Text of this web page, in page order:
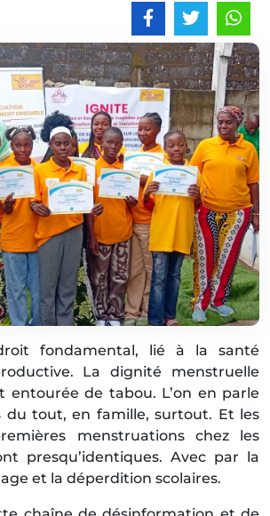
fondamental, lié à la santé
La dignité menstruelle
entourée de tabou. L’on en parle
du tout, en famille, surtout. Et les
menstruations chez les
presqu’identiques. Avec par la
et la déperdition scolaires.